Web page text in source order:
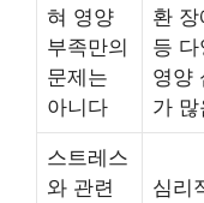
혀 영양
부족만의
문제는
아니다
환
등
영양
가
스트레스
와 관련
심리